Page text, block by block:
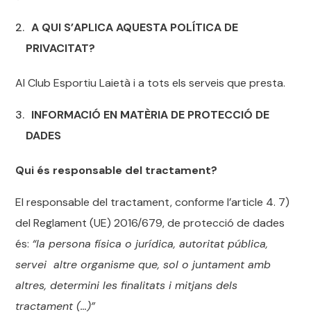
A QUI S’APLICA AQUESTA POLÍTICA DE
PRIVACITAT?
Al Club Esportiu Laietà i a tots els serveis que presta.
INFORMACIÓ EN MATÈRIA DE PROTECCIÓ DE
DADES
Qui és responsable del tractament?
El responsable del tractament, conforme l’article 4. 7)
del Reglament (UE) 2016/679, de protecció de dades
és: “la persona física o jurídica, autoritat pública,
servei altre organisme que, sol o juntament amb
altres, determini les finalitats i mitjans dels
tractament (…)”